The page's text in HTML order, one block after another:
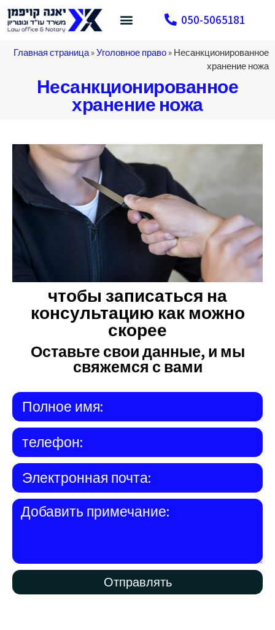
050-5065181
Главная страница»Уголовное право» Несанкционированное
хранение ножа
Несанкционированное
хранение ножа
чтобы записаться на
консультацию как можно
скорее
Оставьте свои данные, и мы
свяжемся с вами
Отправлять